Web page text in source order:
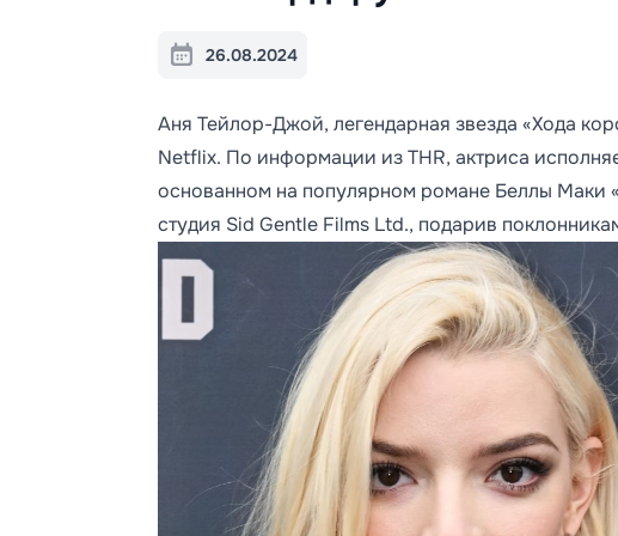
26.08.2024
Аня Тейлор-Джой, легендарная звезда «Хода
Netflix. По информации из THR, актриса
основанном на популярном романе Беллы Маки
студия Sid Gentle Films Ltd., подарив